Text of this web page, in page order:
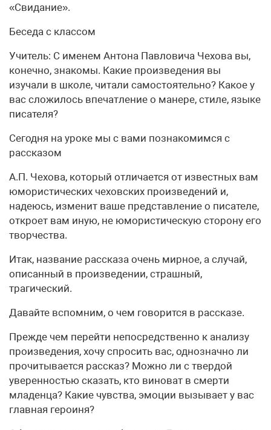
«Свидание».
Беседа с классом
Учитель: С именем Антона Павловича Чехова вы,
конечно, знакомы. Какие произведения вы
изучали в школе, читали самостоятельно? Какое у
вас сложилось впечатление о манере, стиле, языке
писателя?
Сегодня на уроке мы с вами познакомимся с
рассказом
А.П. Чехова, который отличается от известных вам
юмористических чеховских произведений и,
надеюсь, изменит ваше представление о писателе,
откроет вам иную, не юмористическую сторону его
творчества.
Итак, название рассказа очень мирное, а случай,
описанный в произведении, страшный,
трагический.
Давайте вспомним, о чем говорится в рассказе.
Прежде чем перейти непосредственно к анализу
произведения, хочу спросить вас, однозначно ли
прочитывается рассказ? Можно ли с твердой
уверенностью сказать, кто виноват в смерти
младенца? Какие чувства, эмоции вызывает у вас
главная героиня?